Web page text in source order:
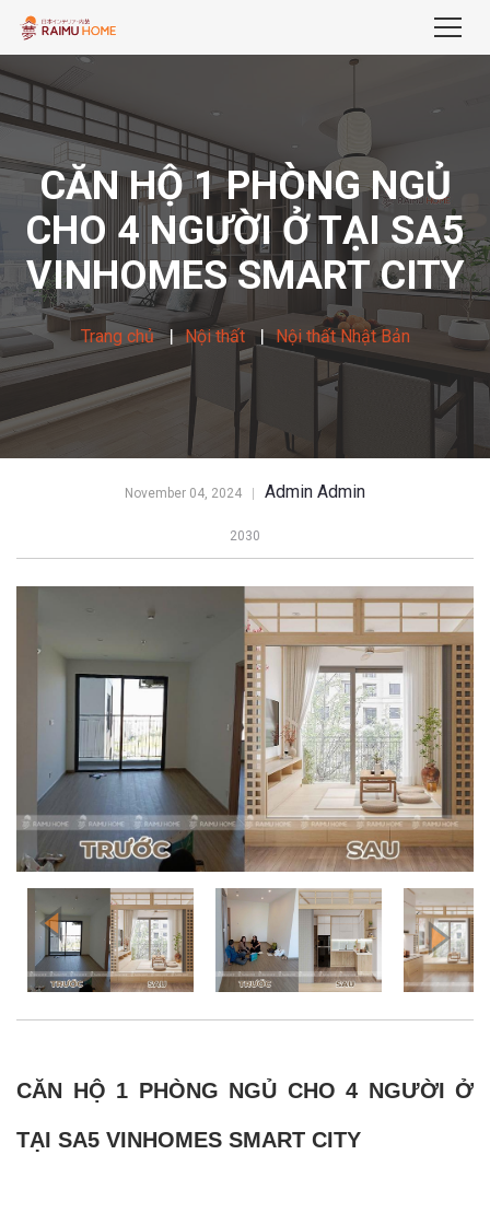
CĂN HỘ 1 PHÒNG NGỦ
CHO 4 NGƯỜI Ở TẠI SA5
VINHOMES SMART CITY
Trang chủ Nội thất Nội thất Nhật Bản
November 04, 2024 Admin Admin
2030
CĂN HỘ 1 PHÒNG NGỦ CHO 4 NGƯỜI Ở
TẠI SA5 VINHOMES SMART CITY